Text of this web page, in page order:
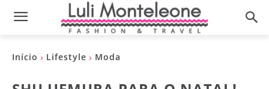
Início Lifestyle Moda